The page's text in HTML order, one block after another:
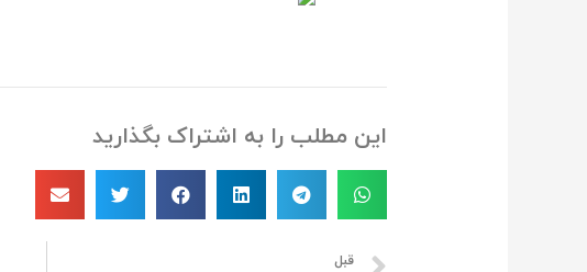
این مطلب را به اشتراک بگذارید
قبل